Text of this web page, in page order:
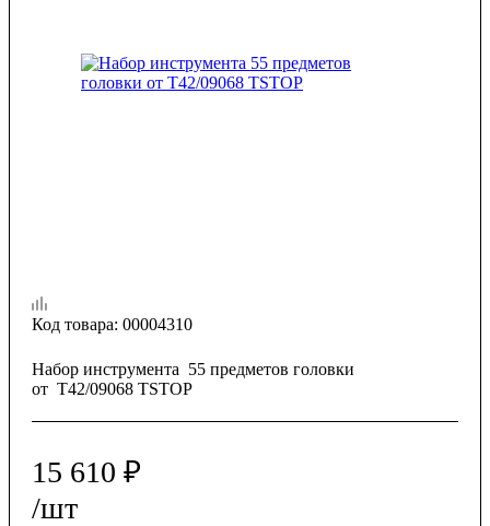
Код товара: 00004310
Набор инструмента 55 предметов головки
от T42/09068 TSTOP
15 610 ₽
/шт